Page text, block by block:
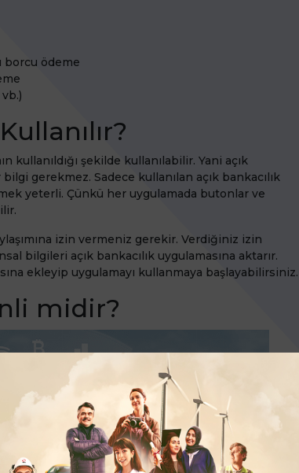
borcu ödeme
kullanıldığı şekilde kullanılabilir. Yani açık
gerekmez. Sadece kullanılan açık bankacılık
yeterli. Çünkü her uygulamada butonlar ve
izin vermeniz gerekir. Verdiğiniz izin
bilgileri açık bankacılık uygulamasına aktarır.
ekleyip uygulamayı kullanmaya başlayabilirsiniz.
midir?